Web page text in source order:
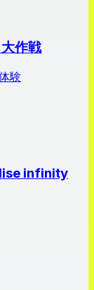
作戦
験
infinity